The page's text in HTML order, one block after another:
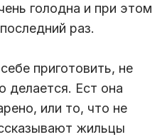
голодна и при этом
раз.
приготовить, не
делается. Ест она
или то, что не
жильцы